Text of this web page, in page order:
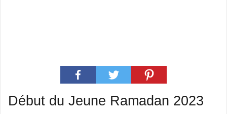
Début du Jeune Ramadan 2023